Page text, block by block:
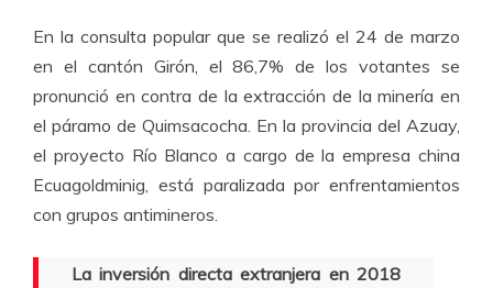
En la consulta popular que se realizó el 24 de marzo
en el cantón Girón, el 86,7% de los votantes se
pronunció en contra de la extracción de la minería en
el páramo de Quimsacocha. En la provincia del Azuay,
el proyecto Río Blanco a cargo de la empresa china
Ecuagoldminig, está paralizada por enfrentamientos
con grupos antimineros.
La inversión directa extranjera en 2018